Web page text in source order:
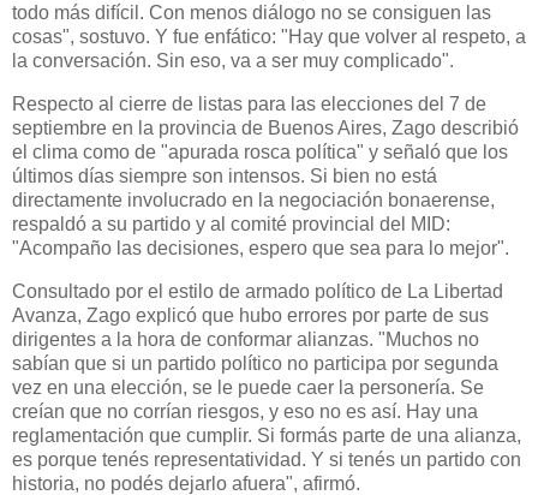
todo más difícil. Con menos diálogo no se consiguen las
cosas", sostuvo. Y fue enfático: "Hay que volver al respeto, a
la conversación. Sin eso, va a ser muy complicado".
Respecto al cierre de listas para las elecciones del 7 de
septiembre en la provincia de Buenos Aires, Zago describió
el clima como de "apurada rosca política" y señaló que los
últimos días siempre son intensos. Si bien no está
directamente involucrado en la negociación bonaerense,
respaldó a su partido y al comité provincial del MID:
"Acompaño las decisiones, espero que sea para lo mejor".
Consultado por el estilo de armado político de La Libertad
Avanza, Zago explicó que hubo errores por parte de sus
dirigentes a la hora de conformar alianzas. "Muchos no
sabían que si un partido político no participa por segunda
vez en una elección, se le puede caer la personería. Se
creían que no corrían riesgos, y eso no es así. Hay una
reglamentación que cumplir. Si formás parte de una alianza,
es porque tenés representatividad. Y si tenés un partido con
historia, no podés dejarlo afuera", afirmó.